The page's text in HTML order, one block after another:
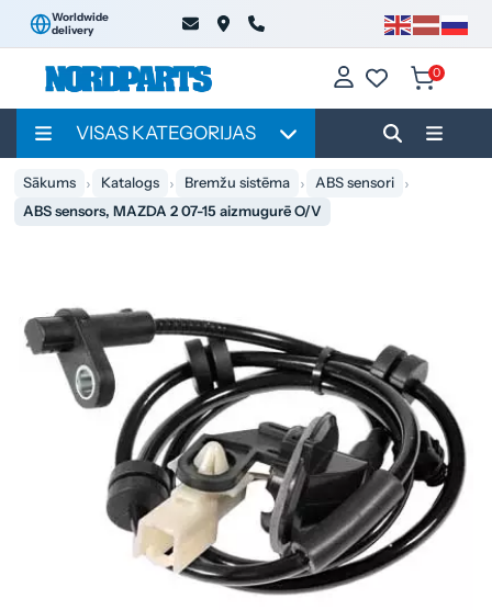
Worldwide
delivery
0
VISAS KATEGORIJAS
Sākums Katalogs Bremžu sistēma
ABS sensori
ABS sensors, MAZDA 2 07-15 aizmugurē O/V